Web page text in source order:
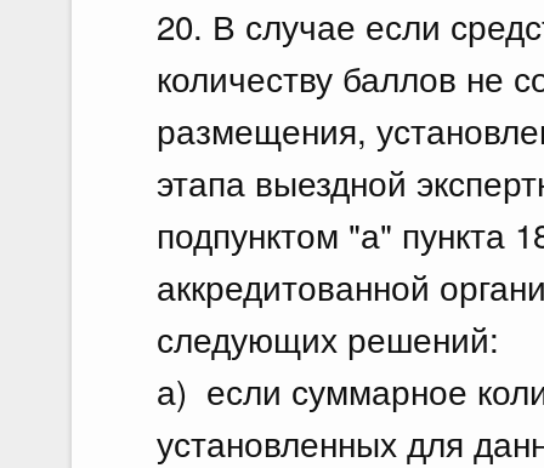
20. В случае если
количеству баллов не
размещения,
этапа выездной
подпунктом "а" пункта
аккредитованной
следующих решений:
а) если суммарное
установленных для